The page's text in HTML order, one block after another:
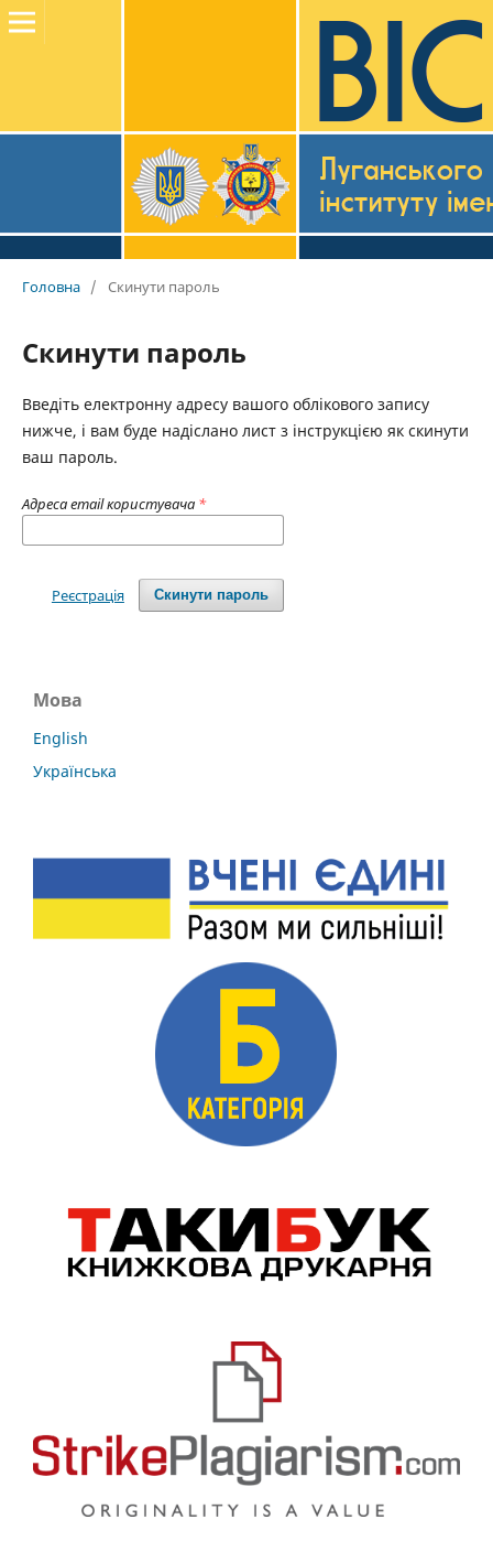
Головна / Скинути пароль
Скинути пароль
Введіть електронну адресу вашого облікового запису
нижче, і вам буде надіслано лист з інструкцією як скинути
ваш пароль.
Адреса email користувача *
Скинути пароль
Реєстрація
Мова
English
Українська